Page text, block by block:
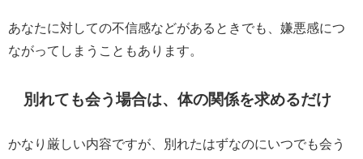
あなたに対しての不信感などがあるときでも、嫌悪感につ
ながってしまうこともあります。
別れても会う場合は、体の関係を求めるだけ
かなり厳しい内容ですが、別れたはずなのにいつでも会う